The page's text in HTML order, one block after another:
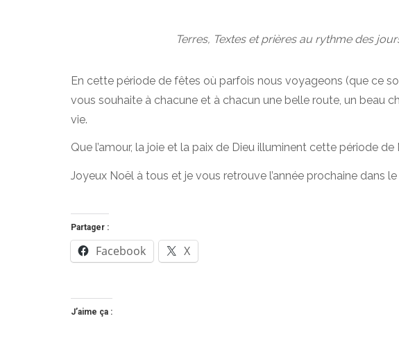
Terres, Textes et prières au rythme des
En cette période de fêtes où parfois nous voyageons (que ce
vous souhaite à chacune et à chacun une belle route, un beau
vie.
Que l’amour, la joie et la paix de Dieu illuminent cette période
Joyeux Noël à tous et je vous retrouve l’année prochaine dans
Partager :
Facebook X
J’aime ça :